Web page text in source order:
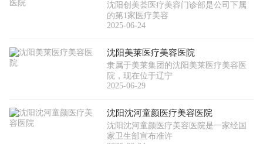
沈阳创美荟医疗美容门诊部是公司下属
的第1家医疗美容
2025-06-24
沈阳美莱医疗美容医院
隶属于美莱集团的沈阳美莱医疗美容医
院，现在位于辽宁
2025-06-29
沈阳沈河童颜医疗美容医院
沈阳沈河童颜医疗美容医院是一家经国
家卫生部宣布准许